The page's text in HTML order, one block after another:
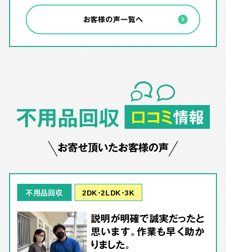
お客様の声一覧へ
不用品回収 口コミ情報
お寄せ頂いたお客様の声
不用品回収 2DK･2LDK･3K
説明が明確で誠実だったと
思います。作業も早く助か
りました。